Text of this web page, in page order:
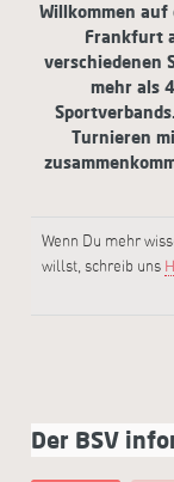
Willkommen auf
Frankfurt
verschiedenen
mehr als
Turnieren
Wenn Du mehr
willst, schreib uns
Der BSV